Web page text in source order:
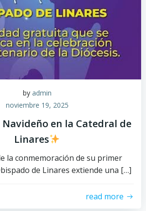
by admin
noviembre 19, 2025
en la Catedral de
Linares
la conmemoración de su primer
de Linares extiende una […]
read more